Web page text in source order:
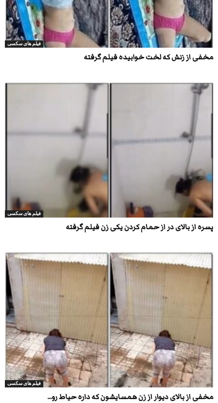
فیلم های سکسی
مخفی از زنش که لخت خوابیده فیلم گرفته
فیلم های سکسی
پسره از بالای در از حمام کردن یکی زن فیلم گرفته
فیلم های سکسی
مخفی از بالای دیوار از زن همسایشون که داره حیاط رو...